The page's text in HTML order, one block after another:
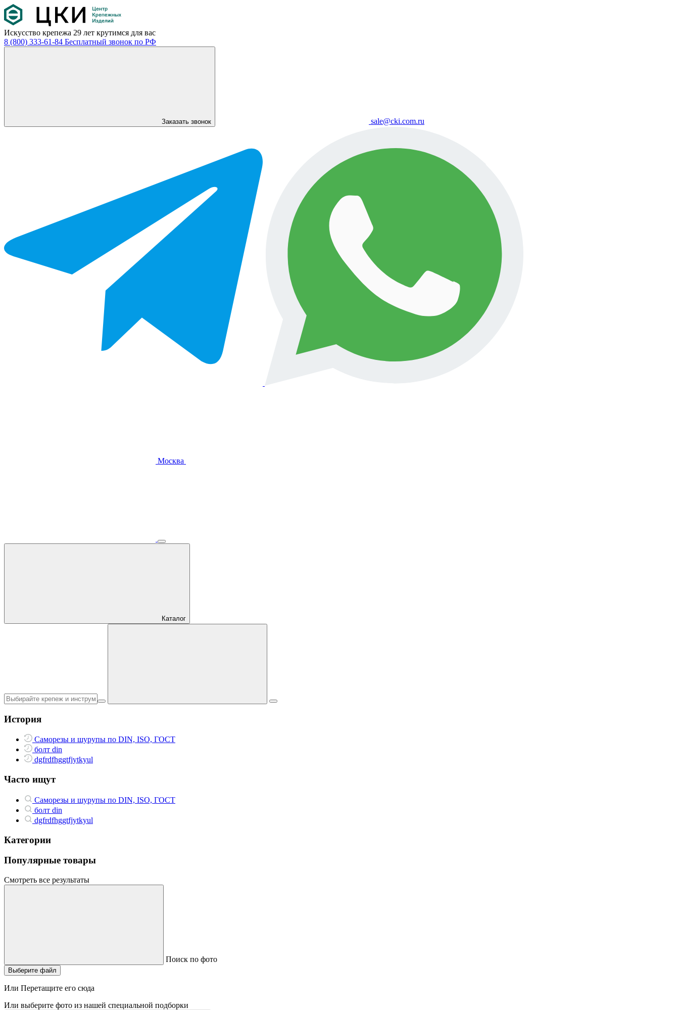
Искусство крепежа 29 лет крутимся для вас
8 (800) 333-61-84 Бесплатный звонок по РФ
Заказать звонок sale@cki.com.ru
Москва
Каталог
История
Саморезы и шурупы по DIN, ISO, ГОСТ
болт din
dgfrdfhggtfjytkyul
Часто ищут
Саморезы и шурупы по DIN, ISO, ГОСТ
болт din
dgfrdfhggtfjytkyul
Категории
Популярные товары
Смотреть все результаты
Поиск по фото
Выберите файл
Или Перетащите его сюда
Или выберите фото из нашей специальной подборки